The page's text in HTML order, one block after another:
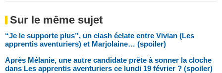
Sur le même sujet
“Je le supporte plus”, un clash éclate entre Vivian (Les
apprentis aventuriers) et Marjolaine… (spoiler)
Après Mélanie, une autre candidate prête à sonner la cloche
dans Les apprentis aventuriers ce lundi 19 février ? (spoiler)